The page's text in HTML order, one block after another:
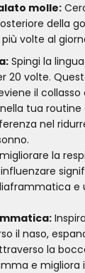
molle:
della
volte al
Spingi la
20 volte.
il collasso
tua
nel
la
il naso,
la
e migliora